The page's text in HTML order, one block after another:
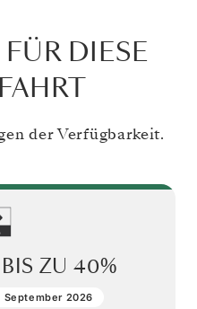
DIESE
der Verfügbarkeit.
ZU 40%
2026